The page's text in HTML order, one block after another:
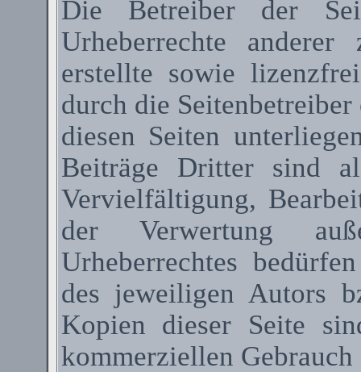
Die Betreiber der
Urheberrechte
erstellte sowie
durch die
diesen Seiten
Beiträge Dritter sind
Vervielfältigung,
der Verwertung
Urheberrechtes
des jeweiligen Autors
Kopien dieser Seite
kommerziellen Gebrauch